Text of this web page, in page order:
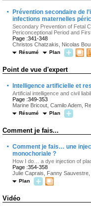
·
Prévention secondaire de
infections maternelles
Secondary Prevention of Fetal
Periconceptional Period and
Page :341-348
Christos Chatzakis, Nicolas
Résumé Plan
Point de vue d'expert
· Intelligence artificielle et
Artificial intelligence and civil
Page :349-353
Marine Bricout, Camilo Adem,
Résumé Plan
Comment je fais...
· Comment je fais… une
monochoriale ?
How I do… a dye injection of
Page :354-358
Julie Caprais, Fanny
Plan
Vidéo